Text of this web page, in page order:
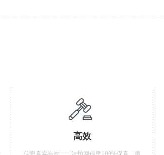
高效
信息真实有效——法拍网信息100%保真，假